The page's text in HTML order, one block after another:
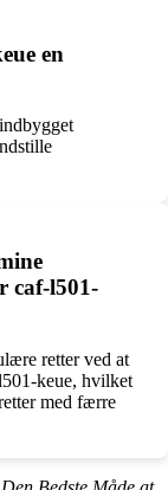
en
caf-l501-
retter ved at
keue, hvilket
med færre